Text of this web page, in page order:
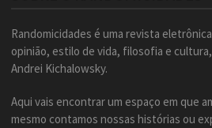
Randomicidades é uma revista
opinião, estilo de vida, filosofia e
Andrei Kichalowsky.
Aqui vais encontrar um espaço em que
mesmo contamos nossas histórias ou